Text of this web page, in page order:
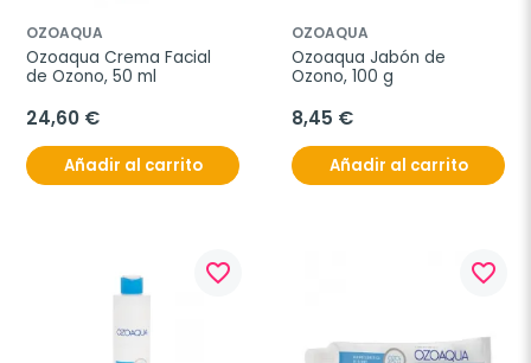
OZOAQUA
Ozoaqua Crema Facial
de Ozono, 50 ml
24,60 €
Añadir al carrito
OZOAQUA
Ozoaqua Jabón de
Ozono, 100 g
8,45 €
Añadir al carrito
favorite_border favorite_border